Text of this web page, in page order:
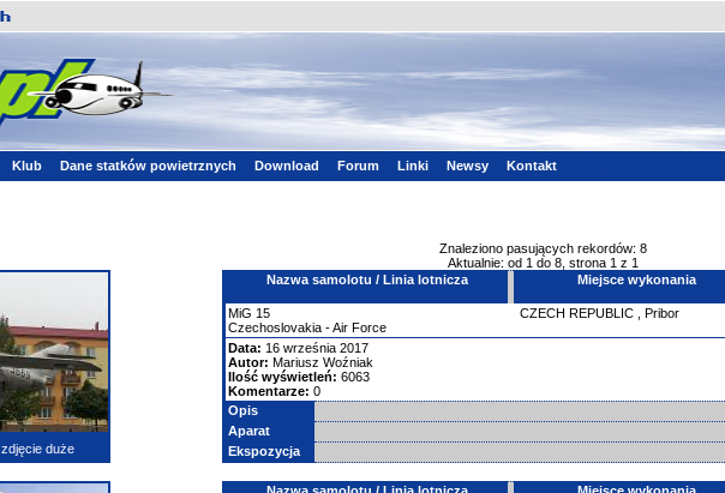
Klub Dane statków powietrznych Download Forum Linki Newsy Kontakt
Znaleziono pasujących rekordów: 8
Aktualnie: od 1 do 8, strona 1 z 1
zdjęcie duże
Nazwa samolotu / Linia lotnicza Miejsce wykonania
MiG 15
Czechoslovakia - Air Force
CZECH REPUBLIC Pribor
Data: 16 września 2017
Autor: Mariusz Woźniak
Ilość wyświetleń: 6063
Komentarze: 0
Opis
Aparat
Ekspozycja